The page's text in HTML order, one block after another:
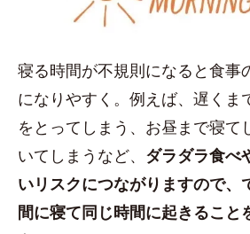
寝る時間が不規則になると食事
になりやすく。例えば、遅くま
をとってしまう、お昼まで寝て
いてしまうなど、 ダラダラ食べ
いリスクにつながりますので、
間に寝て同じ時間に起きること